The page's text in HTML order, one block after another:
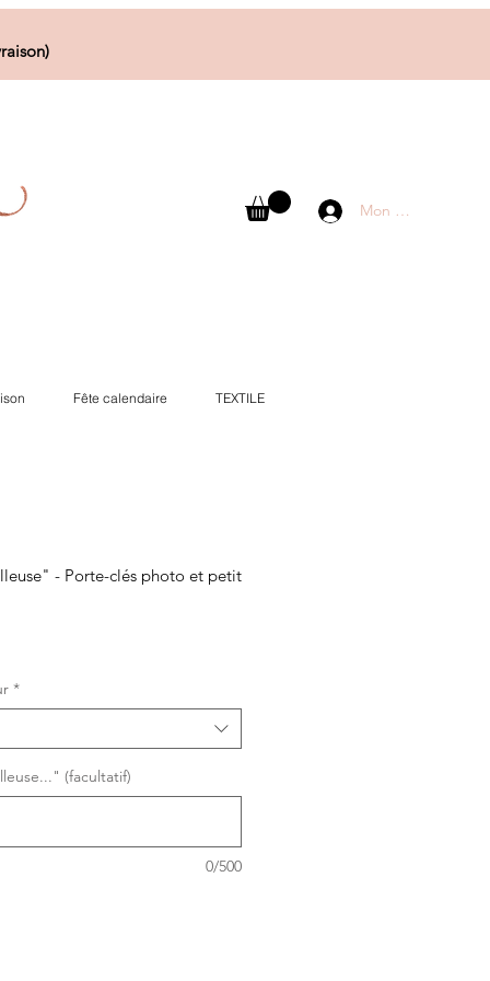
Fête calendaire TEXTILE
Mon compte
- Porte-clés photo et petit
*
(facultatif)
0/500